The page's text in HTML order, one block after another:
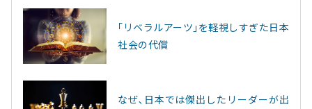
｢リベラルアーツ｣を軽視しすぎた日本
社会の代償
なぜ､日本では傑出したリーダーが出